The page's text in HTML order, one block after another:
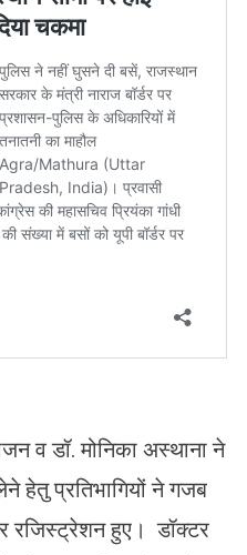
व डॉ. मोनिका अस्थाना ने
हेतु प्रतिभागियों ने गजब
रजिस्ट्रेशन हुए। डॉक्टर